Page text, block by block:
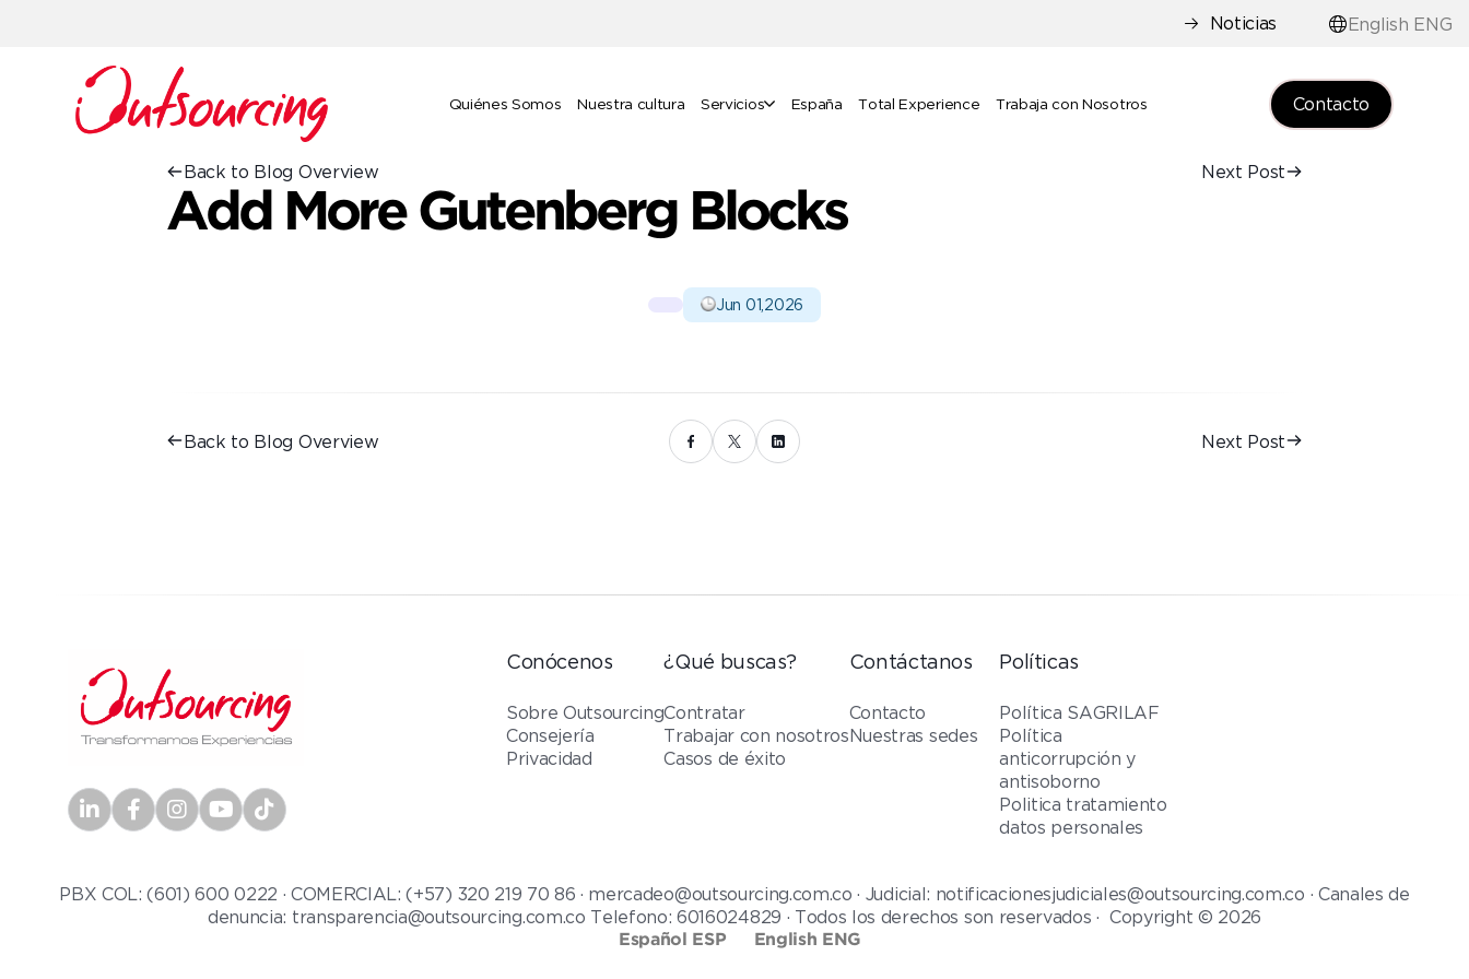
Noticias English ENG
Quiénes Somos Nuestra cultura Servicios España Total Experience Trabaja con Nosotros Contacto
Back to Blog Overview Next Post
Add More Gutenberg Blocks
Jun 01,2026
Back to Blog Overview Next Post
Conócenos
Sobre Outsourcing
Consejería
Privacidad
¿Qué buscas?
Contratar
Trabajar con nosotros
Casos de éxito
Contáctanos
Contacto
Nuestras sedes
Políticas
Política SAGRILAF
Política
anticorrupción y
antisoborno
Politica tratamiento
datos personales
PBX COL: (601) 600 0222 · COMERCIAL: (+57) 320 219 70 86 · mercadeo@outsourcing.com.co · Judicial: notificacionesjudiciales@outsourcing.com.co · Canales de
denuncia: transparencia@outsourcing.com.co Telefono: 6016024829 · Todos los derechos son reservados · Copyright © 2026
Español ESP English ENG